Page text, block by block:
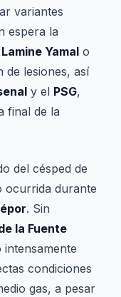
variantes
espera la
Lamine Yamal o
de lesiones, así
y el PSG,
final de la
del césped de
ocurrida durante
. Sin
la Fuente
condiciones
gas, a pesar